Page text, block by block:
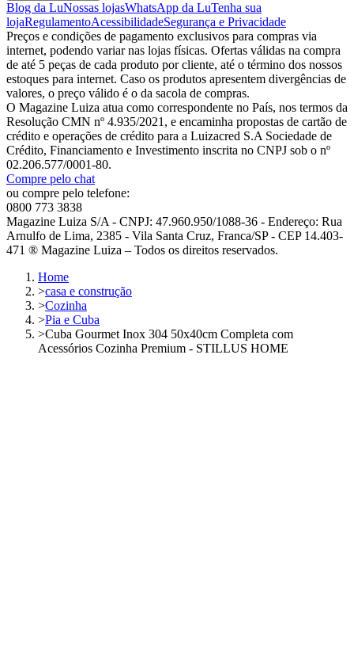
Blog da LuNossas lojasWhatsApp da LuTenha sua
lojaRegulamentoAcessibilidadeSegurança e Privacidade
Preços e condições de pagamento exclusivos para compras via
internet, podendo variar nas lojas físicas. Ofertas válidas na compra
de até 5 peças de cada produto por cliente, até o término dos nossos
estoques para internet. Caso os produtos apresentem divergências de
valores, o preço válido é o da sacola de compras.
O Magazine Luiza atua como correspondente no País, nos termos da
Resolução CMN nº 4.935/2021, e encaminha propostas de cartão de
crédito e operações de crédito para a Luizacred S.A Sociedade de
Crédito, Financiamento e Investimento inscrita no CNPJ sob o nº
02.206.577/0001-80.
Compre pelo chat
ou compre pelo telefone:
0800 773 3838
Magazine Luiza S/A - CNPJ: 47.960.950/1088-36 - Endereço: Rua
Arnulfo de Lima, 2385 - Vila Santa Cruz, Franca/SP - CEP 14.403-
471 ® Magazine Luiza – Todos os direitos reservados.
Home
>casa e construção
>Cozinha
>Pia e Cuba
>Cuba Gourmet Inox 304 50x40cm Completa com
Acessórios Cozinha Premium - STILLUS HOME